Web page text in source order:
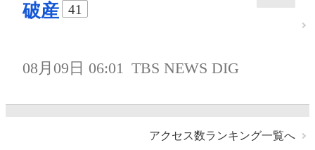
破産
41
08月09日 06:01 TBS NEWS DIG
アクセス数ランキング一覧へ